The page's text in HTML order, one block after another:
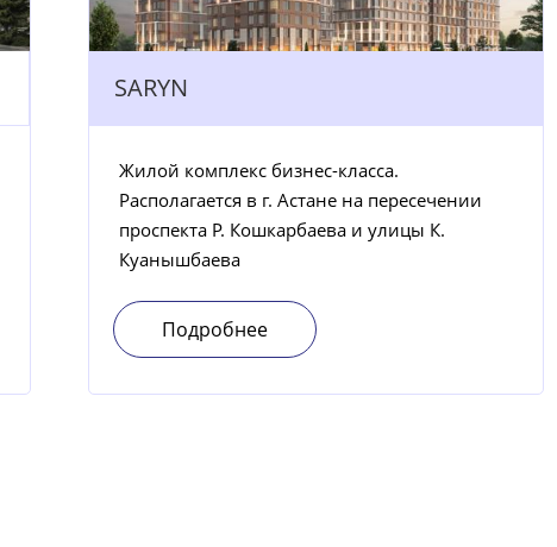
SARYN
Жилой комплекс бизнес-класса.
Располагается в г. Астане на пересечении
проспекта Р. Кошкарбаева и улицы К.
Куанышбаева
Подробнее